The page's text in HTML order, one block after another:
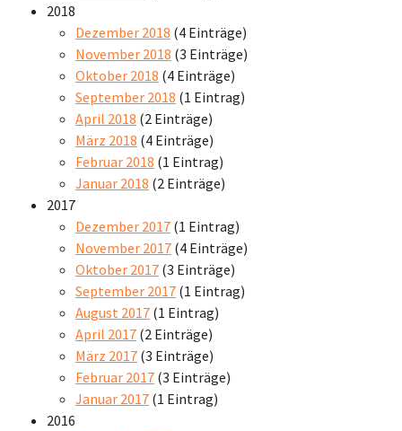
2018
Dezember 2018 (4 Einträge)
November 2018 (3 Einträge)
Oktober 2018 (4 Einträge)
September 2018 (1 Eintrag)
April 2018 (2 Einträge)
März 2018 (4 Einträge)
Februar 2018 (1 Eintrag)
Januar 2018 (2 Einträge)
2017
Dezember 2017 (1 Eintrag)
November 2017 (4 Einträge)
Oktober 2017 (3 Einträge)
September 2017 (1 Eintrag)
August 2017 (1 Eintrag)
April 2017 (2 Einträge)
März 2017 (3 Einträge)
Februar 2017 (3 Einträge)
Januar 2017 (1 Eintrag)
2016